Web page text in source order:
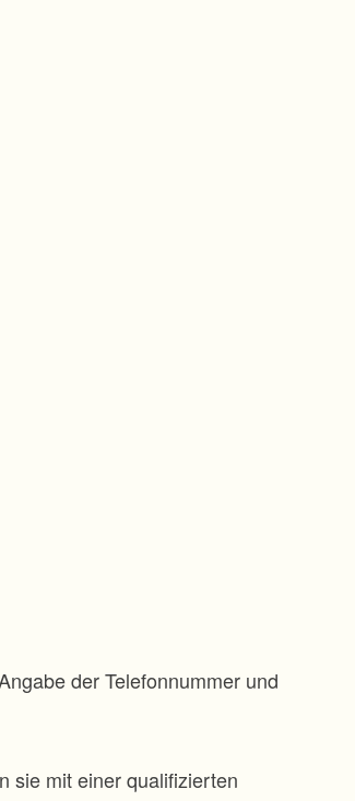
der Telefonnummer und
sie mit einer qualifizierten